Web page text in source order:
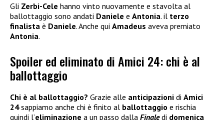
Gli Zerbi-Cele hanno vinto nuovamente e stavolta al
ballottaggio sono andati Daniele e Antonia. il terzo
finalista è Daniele. Anche qui Amadeus aveva premiato
Antonia.
Spoiler ed eliminato di Amici 24: chi è al
ballottaggio
Chi è al ballottaggio? Grazie alle anticipazioni di Amici
24sappiamo anche chi è finito al ballottaggio e rischia
quindi l’eliminazione a un passo dalla Finaledi domenica